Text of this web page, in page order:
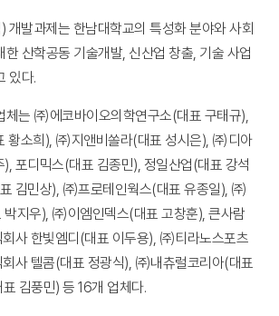
개발과제는 한남대학교의 특성화 분야와 사회
한 산학공동 기술개발, 신산업 창출, 기술 사업
있다.
체는 ㈜에코바이오의학연구소(대표 구태규),
황소희), ㈜지앤비쏠라(대표 성시은), ㈜디아
포디믹스(대표 김종민), 정일산업(대표 강석
김민상), ㈜프로테인웍스(대표 유종일), ㈜
박지우), ㈜이엠인덱스(대표 고창훈), 큰사람
사 한빛엠디(대표 이두용), ㈜티라노스포츠
사 텔콤(대표 정광식), ㈜내츄럴코리아(대표
김풍민) 등 16개 업체다.